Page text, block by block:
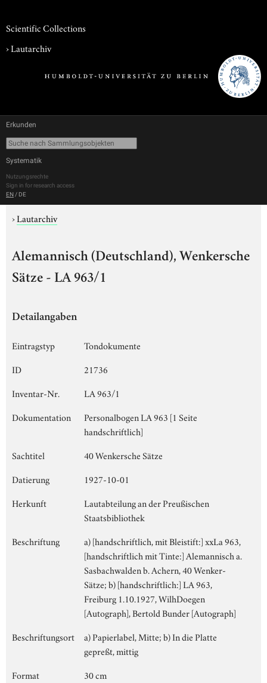
Scientific Collections
›Lautarchiv
Erkunden
Systematik
Nutzungsrechte
Sign in for research access
EN / DE
›Lautarchiv
Alemannisch (Deutschland), Wenkersche
Sätze - LA 963/1
Detailangaben
Eintragstyp
Tondokumente
ID
21736
Inventar-Nr.
LA 963/1
Dokumentation
Personalbogen LA 963 [1 Seite
handschriftlich]
Sachtitel
40 Wenkersche Sätze
Datierung
1927-10-01
Herkunft
Lautabteilung an der Preußischen
Staatsbibliothek
Beschriftung
a) [handschriftlich, mit Bleistift:] xxLa 963,
[handschriftlich mit Tinte:] Alemannisch a.
Sasbachwalden b. Achern, 40 Wenker-
Sätze; b) [handschriftlich:] LA 963,
Freiburg 1.10.1927, WilhDoegen
[Autograph], Bertold Bunder [Autograph]
Beschriftungsort
a) Papierlabel, Mitte; b) In die Platte
gepreßt, mittig
Format
30 cm